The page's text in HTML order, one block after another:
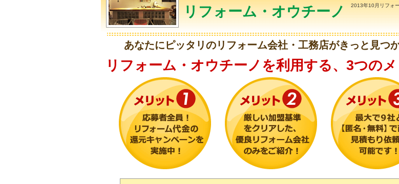
リフォーム・オウチーノ 2013年10月リフォ
あなたにピッタリのリフォーム会社・工務店がきっと見つ
リフォーム・オウチーノを利用する、3つのメ